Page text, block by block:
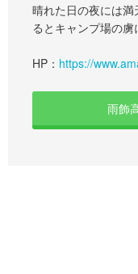
晴れた日の夜には
るとキャンプ場の虜
HP： https://
雨飾